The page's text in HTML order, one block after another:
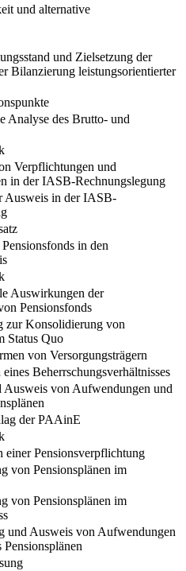
und alternative
und Zielsetzung der
Bilanzierung leistungsorientierter
Analyse des Brutto- und
Verpflichtungen und
in der IASB-Rechnungslegung
Ausweis in der IASB-
in den
Auswirkungen der
Pensionsfonds
zur Konsolidierung von
Status Quo
von Versorgungsträgern
Beherrschungsverhältnisses
Ausweis von Aufwendungen und
der PAAinE
einer Pensionsverpflichtung
von Pensionsplänen im
von Pensionsplänen im
und Ausweis von Aufwendungen